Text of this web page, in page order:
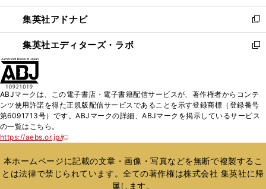
開
く
ウ
で
開
く
ン
ド
ウ
で
ウ
ィ
ン
ド
く
集英社アドナビ
新
し
い
ド
ウ
で
集英社エディターズ・ラボ
新
ィ
ン
ド
開
く
ABJマークは、この電子書店・電子書籍配信サービスが、著作権者からコンテ
ンツ使用許諾を得た正規版配信サービスであることを示す登録商標（登録番号
第6091713号）です。ABJマークの詳細、ABJマークを掲示しているサービス
の一覧はこちら。
https://aebs.or.jp/
新
い
ウ
ィ
本ホームページに記載の文章・画像・写真などを無断で複製するこ
とは法律で禁じられています。全ての著作権は株式会社 集英社に帰
属します。